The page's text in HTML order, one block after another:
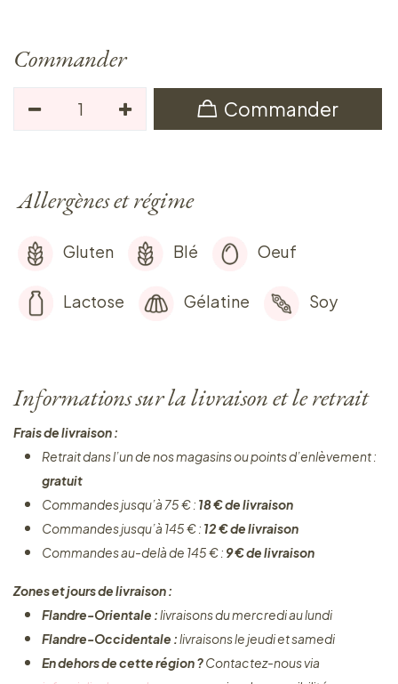
Commander
Commander
Allergènes et régime
Gluten Blé Oeuf
Lactose Gélatine Soy
Informations sur la livraison et le retrait
Frais de livraison :
Retrait dans l’un de nos magasins ou points d’enlèvement :
gratuit
Commandes jusqu’à 75 € : 18 € de livraison
Commandes jusqu’à 145 € : 12 € de livraison
Commandes au-delà de 145 € : 9 € de livraison
Zones et jours de livraison :
Flandre-Orientale :livraisons du mercredi au lundi
Flandre-Occidentale :livraisons le jeudi et samedi
En dehors de cette région ?Contactez-nous via